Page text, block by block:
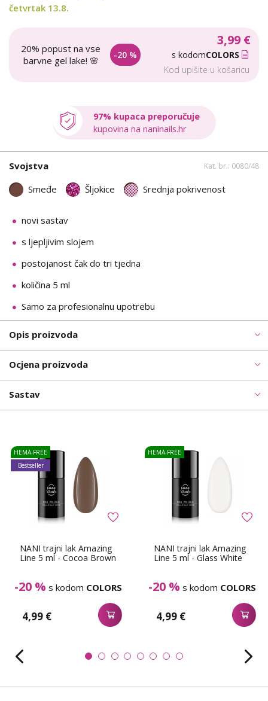
četvrtak 13.8.
20% popust na vse
barvne gel lake! 🌸
-20 %
3,99 €
s kodomCOLORS
Kod upišite u košaricu
97% kupaca preporučuje
kupovina na naninails.hr
Svojstva Kat. br.: 0080/48
Smeđe Šljokice Srednja pokrivenost
novi sastav
s ljepljivim slojem
postojanost čak do tri tjedna
količina 5 ml
Samo za profesionalnu upotrebu
Opis proizvoda
Ocjena proizvoda
Sastav
NANI trajni lak Amazing
Line 5 ml - Cocoa Brown
-20 % s kodom COLORS
4,99 €
HEMA-FREE
Bestseller
NANI trajni lak Amazing
Line 5 ml - Glass White
-20 % s kodom COLORS
4,99 €
HEMA-FREE